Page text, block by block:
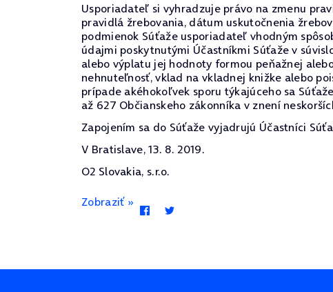
Usporiadateľ si vyhradzuje právo na zmenu
pravidlá žrebovania, dátum uskutočnenia
podmienok Súťaže usporiadateľ vhodným
údajmi poskytnutými Účastníkmi Súťaže v
alebo výplatu jej hodnoty formou peňažnej
nehnuteľnosť, vklad na vkladnej knižke alebo
prípade akéhokoľvek sporu týkajúceho sa
až 627 Občianskeho zákonníka v znení
Zapojením sa do Súťaže vyjadrujú Účastníci
V Bratislave, 13. 8. 2019.
O2 Slovakia, s.r.o.
Zobraziť »